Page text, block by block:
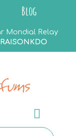
Blog
Mondial Relay